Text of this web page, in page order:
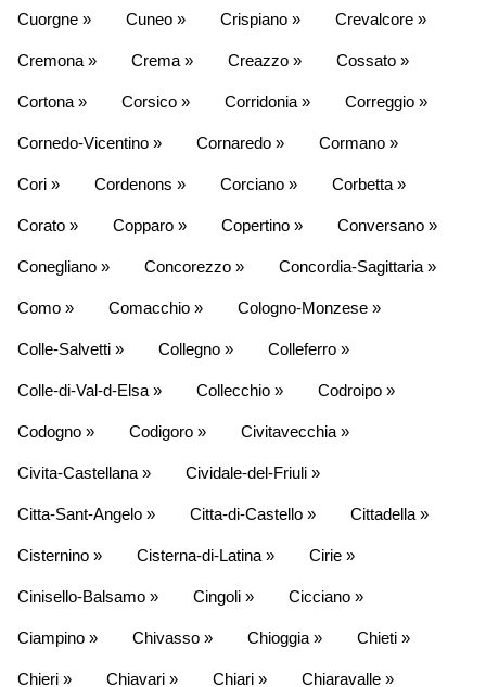
Cuorgne » Cuneo » Crispiano » Crevalcore »
Cremona » Crema » Creazzo » Cossato »
Cortona » Corsico » Corridonia » Correggio »
Cornedo-Vicentino » Cornaredo » Cormano »
Cori » Cordenons » Corciano » Corbetta »
Corato » Copparo » Copertino » Conversano »
Conegliano » Concorezzo » Concordia-Sagittaria »
Como » Comacchio » Cologno-Monzese »
Colle-Salvetti » Collegno » Colleferro »
Colle-di-Val-d-Elsa » Collecchio » Codroipo »
Codogno » Codigoro » Civitavecchia »
Civita-Castellana » Cividale-del-Friuli »
Citta-Sant-Angelo » Citta-di-Castello » Cittadella »
Cisternino » Cisterna-di-Latina » Cirie »
Cinisello-Balsamo » Cingoli » Cicciano »
Ciampino » Chivasso » Chioggia » Chieti »
Chieri » Chiavari » Chiari » Chiaravalle »